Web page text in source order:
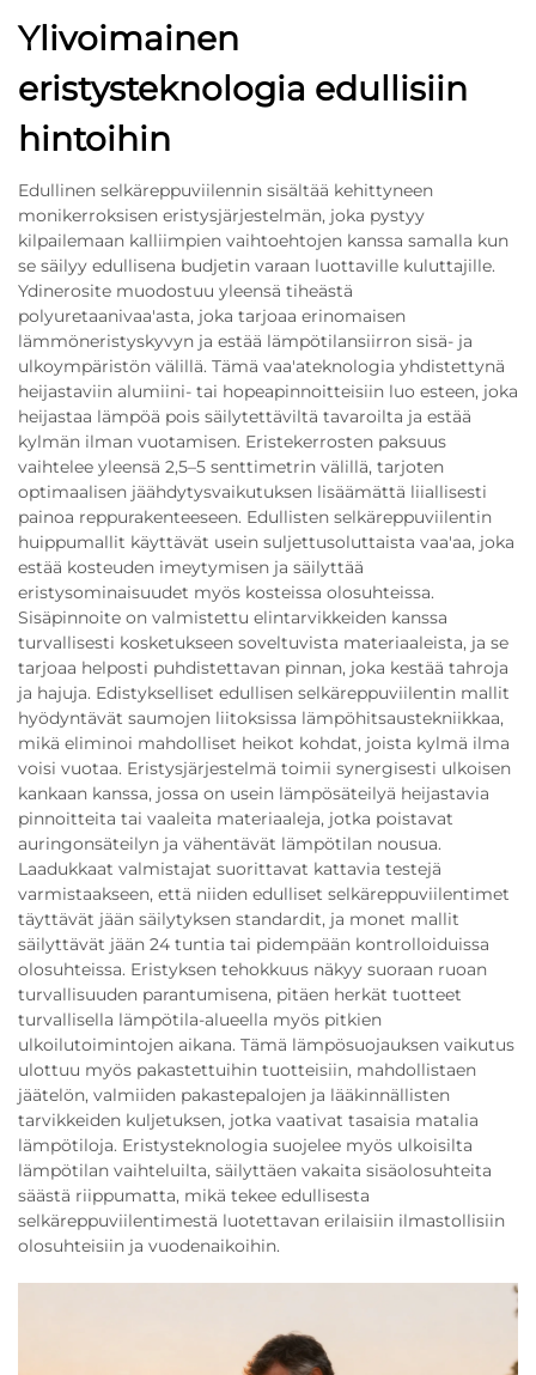
Ylivoimainen
eristysteknologia edullisiin
hintoihin
Edullinen selkäreppuviilennin sisältää kehittyneen
monikerroksisen eristysjärjestelmän, joka pystyy
kilpailemaan kalliimpien vaihtoehtojen kanssa samalla kun
se säilyy edullisena budjetin varaan luottaville kuluttajille.
Ydinerosite muodostuu yleensä tiheästä
polyuretaanivaa'asta, joka tarjoaa erinomaisen
lämmöneristyskyvyn ja estää lämpötilansiirron sisä- ja
ulkoympäristön välillä. Tämä vaa'ateknologia yhdistettynä
heijastaviin alumiini- tai hopeapinnoitteisiin luo esteen, joka
heijastaa lämpöä pois säilytettäviltä tavaroilta ja estää
kylmän ilman vuotamisen. Eristekerrosten paksuus
vaihtelee yleensä 2,5–5 senttimetrin välillä, tarjoten
optimaalisen jäähdytysvaikutuksen lisäämättä liiallisesti
painoa reppurakenteeseen. Edullisten selkäreppuviilentin
huippumallit käyttävät usein suljettusoluttaista vaa'aa, joka
estää kosteuden imeytymisen ja säilyttää
eristysominaisuudet myös kosteissa olosuhteissa.
Sisäpinnoite on valmistettu elintarvikkeiden kanssa
turvallisesti kosketukseen soveltuvista materiaaleista, ja se
tarjoaa helposti puhdistettavan pinnan, joka kestää tahroja
ja hajuja. Edistykselliset edullisen selkäreppuviilentin mallit
hyödyntävät saumojen liitoksissa lämpöhitsaustekniikkaa,
mikä eliminoi mahdolliset heikot kohdat, joista kylmä ilma
voisi vuotaa. Eristysjärjestelmä toimii synergisesti ulkoisen
kankaan kanssa, jossa on usein lämpösäteilyä heijastavia
pinnoitteita tai vaaleita materiaaleja, jotka poistavat
auringonsäteilyn ja vähentävät lämpötilan nousua.
Laadukkaat valmistajat suorittavat kattavia testejä
varmistaakseen, että niiden edulliset selkäreppuviilentimet
täyttävät jään säilytyksen standardit, ja monet mallit
säilyttävät jään 24 tuntia tai pidempään kontrolloiduissa
olosuhteissa. Eristyksen tehokkuus näkyy suoraan ruoan
turvallisuuden parantumisena, pitäen herkät tuotteet
turvallisella lämpötila-alueella myös pitkien
ulkoilutoimintojen aikana. Tämä lämpösuojauksen vaikutus
ulottuu myös pakastettuihin tuotteisiin, mahdollistaen
jäätelön, valmiiden pakastepalojen ja lääkinnällisten
tarvikkeiden kuljetuksen, jotka vaativat tasaisia matalia
lämpötiloja. Eristysteknologia suojelee myös ulkoisilta
lämpötilan vaihteluilta, säilyttäen vakaita sisäolosuhteita
säästä riippumatta, mikä tekee edullisesta
selkäreppuviilentimestä luotettavan erilaisiin ilmastollisiin
olosuhteisiin ja vuodenaikoihin.